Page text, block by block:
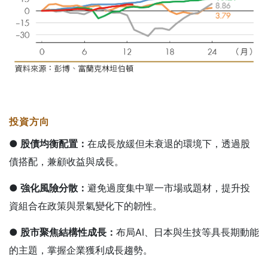
投資方向
● 股債均衡配置： 在成長放緩但未衰退的環境下，透過股
債搭配，兼顧收益與成長。
● 強化風險分散： 避免過度集中單一市場或題材，提升投
資組合在政策與景氣變化下的韌性。
● 股市聚焦結構性成長： 布局AI、日本與生技等具長期動能
的主題，掌握企業獲利成長趨勢。